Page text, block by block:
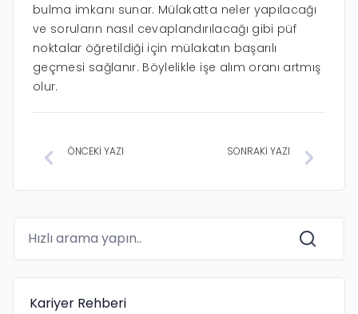
bulma imkanı sunar. Mülakatta neler yapılacağı
ve soruların nasıl cevaplandırılacağı gibi püf
noktalar öğretildiği için mülakatın başarılı
geçmesi sağlanır. Böylelikle işe alım oranı artmış
olur.
ÖNCEKİ YAZI SONRAKİ YAZI
Kariyer Rehberi